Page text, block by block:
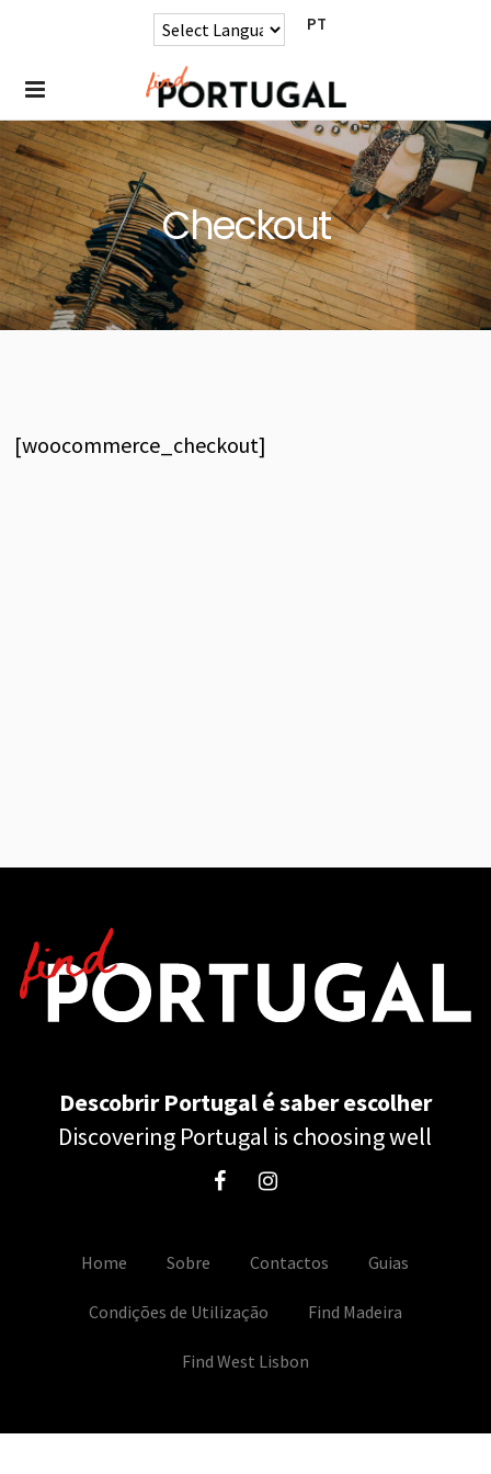
PT
Checkout
[woocommerce_checkout]
Descobrir Portugal é saber escolher
Discovering Portugal is choosing well
Home Sobre Contactos Guias
Condições de Utilização Find Madeira
Find West Lisbon